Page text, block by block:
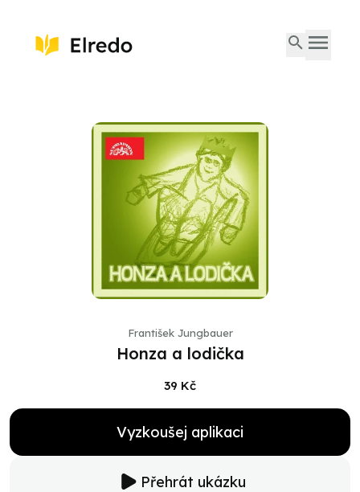
František Jungbauer
Honza a lodička
39 Kč
Vyzkoušej aplikaci
Přehrát ukázku